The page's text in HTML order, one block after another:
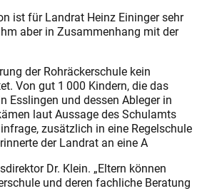
ist für Landrat Heinz Eininger sehr
aber in Zusammenhang mit der
der Rohräckerschule kein
Von gut 1 000 Kindern, die das
Esslingen und dessen Ableger in
laut Aussage des Schulamts
zusätzlich in eine Regelschule
der Landrat an eine A
Dr. Klein. „Eltern können
und deren fachliche Beratung